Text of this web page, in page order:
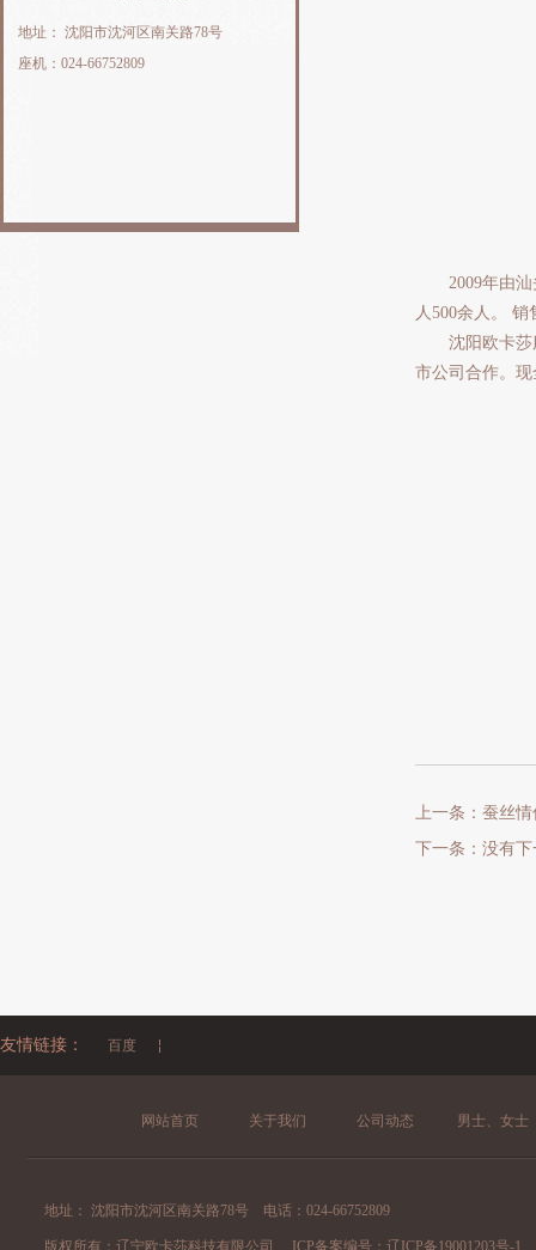
地址： 沈阳市沈河区南关路78号
座机：024-66752809
2009年由
人500余人。
沈阳欧卡
市公司合作。
上一条：蚕丝
下一条：没有
友情链接： 百度
网站首页 关于我们 公司动态 男士、女士
地址： 沈阳市沈河区南关路78号 电话：024-66752809
版权所有：辽宁欧卡莎科技有限公司 ICP备案编号： 辽ICP备19001203号-1